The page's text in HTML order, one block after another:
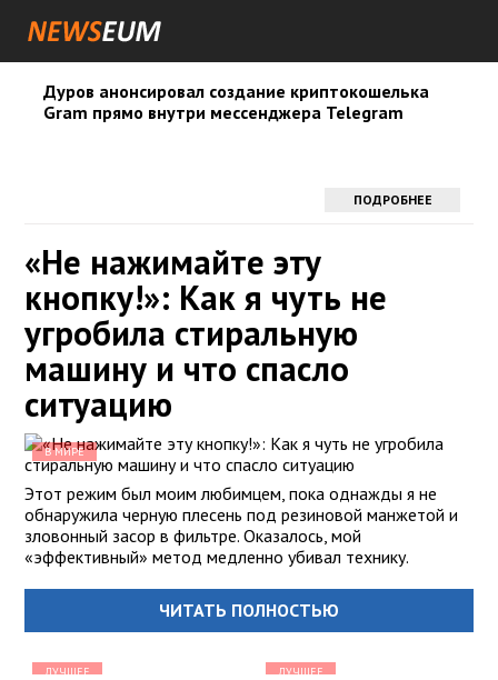
Дуров анонсировал создание криптокошелька
Gram прямо внутри мессенджера Telegram
ПОДРОБНЕЕ
«Не нажимайте эту
кнопку!»: Как я чуть не
угробила стиральную
машину и что спасло
ситуацию
В МИРЕ
Этот режим был моим любимцем, пока однажды я не
обнаружила черную плесень под резиновой манжетой и
зловонный засор в фильтре. Оказалось, мой
«эффективный» метод медленно убивал технику.
ЧИТАТЬ ПОЛНОСТЬЮ
ЛУЧШЕЕ ЛУЧШЕЕ